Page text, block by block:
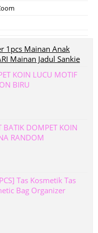
1pcs Mainan Anak
Mainan Jadul Sankie
KOIN LUCU MOTIF
BIRU
DOMPET KOIN
RANDOM
Tas Kosmetik Tas
Bag Organizer